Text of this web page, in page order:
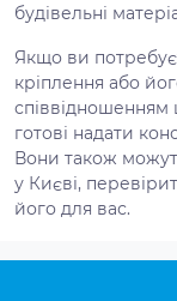
будівельні
Якщо ви
кріплення або
співвідношенням
готові надати
Вони також
у Києві,
його для вас.